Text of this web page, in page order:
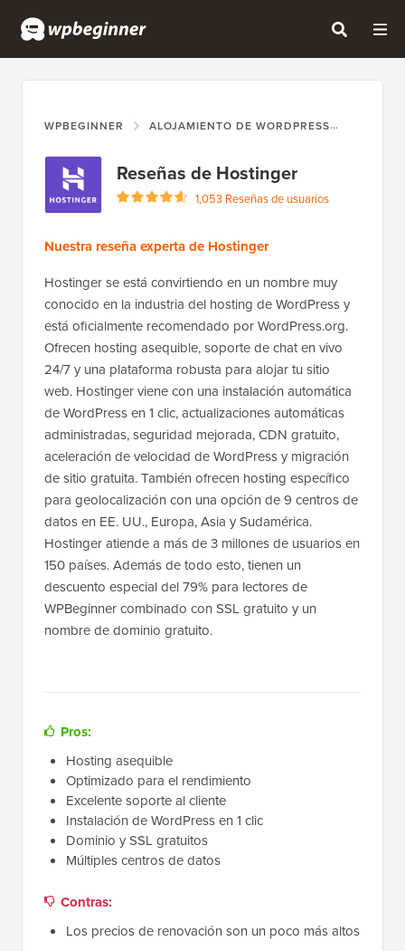
WPBEGINNER ALOJAMIENTO DE WORDPRESS
Reseñas de Hostinger
1,053 Reseñas de usuarios
Nuestra reseña experta de Hostinger
Hostinger se está convirtiendo en un nombre muy
conocido en la industria del hosting de WordPress y
está oficialmente recomendado por WordPress.org.
Ofrecen hosting asequible, soporte de chat en vivo
24/7 y una plataforma robusta para alojar tu sitio
web. Hostinger viene con una instalación automática
de WordPress en 1 clic, actualizaciones automáticas
administradas, seguridad mejorada, CDN gratuito,
aceleración de velocidad de WordPress y migración
de sitio gratuita. También ofrecen hosting específico
para geolocalización con una opción de 9 centros de
datos en EE. UU., Europa, Asia y Sudamérica.
Hostinger atiende a más de 3 millones de usuarios en
150 países. Además de todo esto, tienen un
descuento especial del 79% para lectores de
WPBeginner combinado con SSL gratuito y un
nombre de dominio gratuito.
Pros:
Hosting asequible
Optimizado para el rendimiento
Excelente soporte al cliente
Instalación de WordPress en 1 clic
Dominio y SSL gratuitos
Múltiples centros de datos
Contras:
Los precios de renovación son un poco más altos